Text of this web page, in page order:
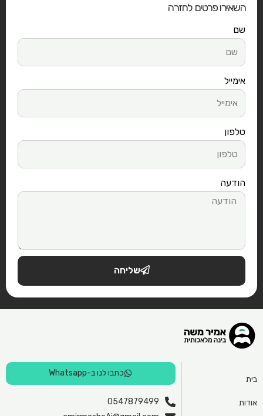
השאירו פרטים לחזרה
שם
אימייל
טלפון
הודעה
שליחה
בית
אודות
כתבו לנו ב-Whatsapp
0547879499